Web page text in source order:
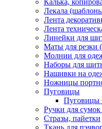
Калька,
Лекала
Лента
Лента
Линейки для
Маты для резки
Молнии для
Наборы для
Нашивки на
Ножницы
Пуговицы
Пуговицы
Ручки для
Стразы, пайетки
Ткань для